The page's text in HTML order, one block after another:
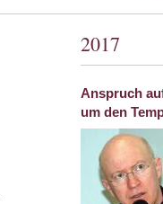
2017
Anspruch
um den